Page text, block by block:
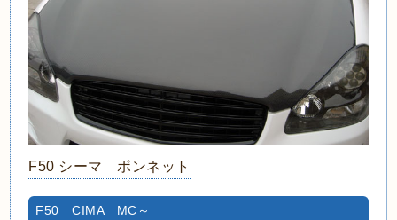
F50 シーマ ボンネット
F50 CIMA MC～